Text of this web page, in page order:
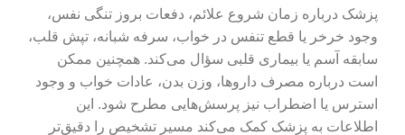
پزشک درباره زمان شروع علائم، دفعات بروز تنگی نفس،
وجود خرخر یا قطع تنفس در خواب، سرفه شبانه، تپش قلب،
سابقه آسم یا بیماری قلبی سؤال می‌کند. همچنین ممکن
است درباره مصرف داروها، وزن بدن، عادات خواب و وجود
استرس یا اضطراب نیز پرسش‌هایی مطرح شود. این
اطلاعات به پزشک کمک می‌کند مسیر تشخیص را دقیق‌تر